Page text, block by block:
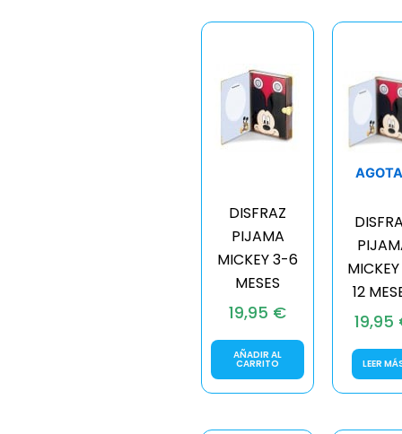
DISFRAZ
PIJAMA
MICKEY 3-6
MESES
19,95 €
AÑADIR AL
CARRITO
12
19,95
LEER